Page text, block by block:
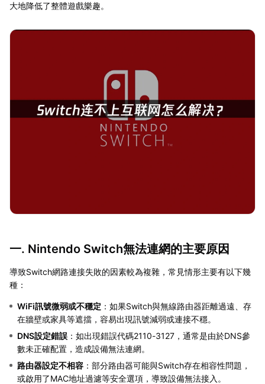
大地降低了整體遊戲樂趣。
一. Nintendo Switch無法連網的主要原因
導致Switch網路連接失敗的因素較為複雜，常見情形主要有以下幾
種：
WiFi訊號微弱或不穩定 ：如果Switch與無線路由器距離過遠、存
在牆壁或家具等遮擋，容易出現訊號減弱或連接不穩。
DNS設定錯誤 ：如出現錯誤代碼2110-3127，通常是由於DNS參
數未正確配置，造成設備無法連網。
路由器設定不相容 ：部分路由器可能與Switch存在相容性問題，
或啟用了MAC地址過濾等安全選項，導致設備無法接入。